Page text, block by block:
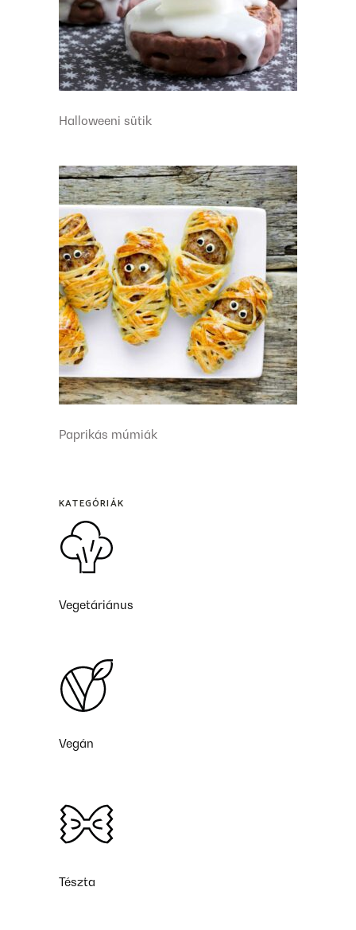
Halloweeni sütik
Paprikás múmiák
KATEGÓRIÁK
Vegetáriánus
Vegán
Tészta